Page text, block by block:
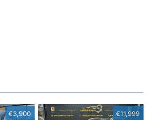
€3,900 €11,999